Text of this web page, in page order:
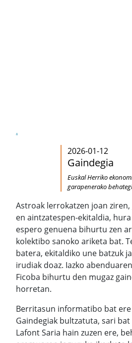
.
2026-01-12
Gaindegia
Euskal Herriko
garapenerako
Astroak lerrokatzen joan
en aintzatespen-ekitaldia,
espero genuena bihurtu zen
kolektibo sanoko ariketa bat.
batera, ekitaldiko une batzuk
irudiak doaz. Iazko
Ficoba bihurtu den mugaz
horretan.
Berritasun informatibo bat ere
Gaindegiak bultzatuta, sari
Lafont Saria hain zuzen ere,